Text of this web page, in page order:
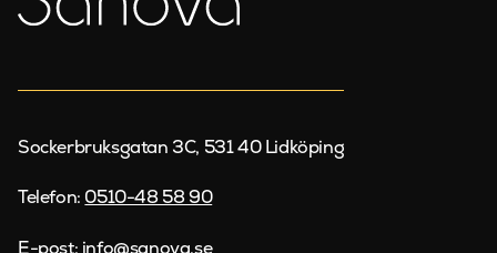
Sockerbruksgatan 3C, 531 40 Lidköping
Telefon: 0510-48 58 90
E-post: info@sanova.se